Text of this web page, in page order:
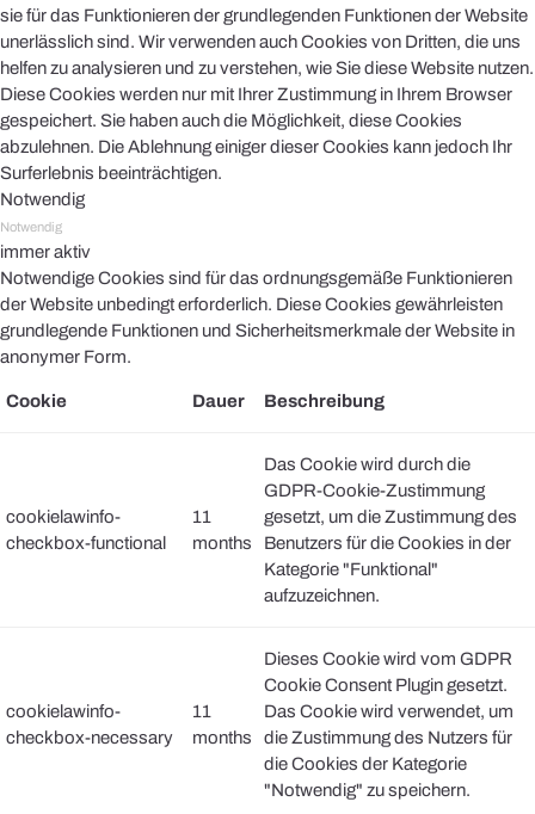
sie für das Funktionieren der grundlegenden Funktionen der Website
unerlässlich sind. Wir verwenden auch Cookies von Dritten, die uns
helfen zu analysieren und zu verstehen, wie Sie diese Website nutzen.
Diese Cookies werden nur mit Ihrer Zustimmung in Ihrem Browser
gespeichert. Sie haben auch die Möglichkeit, diese Cookies
abzulehnen. Die Ablehnung einiger dieser Cookies kann jedoch Ihr
Surferlebnis beeinträchtigen.
Notwendig
Notwendig
immer aktiv
Notwendige Cookies sind für das ordnungsgemäße Funktionieren
der Website unbedingt erforderlich. Diese Cookies gewährleisten
grundlegende Funktionen und Sicherheitsmerkmale der Website in
anonymer Form.
Cookie Dauer Beschreibung
cookielawinfo-
checkbox-functional
11
months
Das Cookie wird durch die
GDPR-Cookie-Zustimmung
gesetzt, um die Zustimmung des
Benutzers für die Cookies in der
Kategorie "Funktional"
aufzuzeichnen.
cookielawinfo-
checkbox-necessary
11
months
Dieses Cookie wird vom GDPR
Cookie Consent Plugin gesetzt.
Das Cookie wird verwendet, um
die Zustimmung des Nutzers für
die Cookies der Kategorie
"Notwendig" zu speichern.